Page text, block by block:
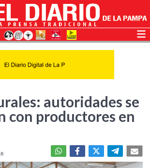
autoridades se
con productores en